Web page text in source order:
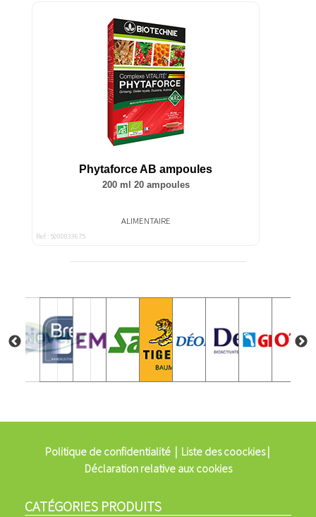
Phytaforce AB ampoules
200 ml 20 ampoules
ALIMENTAIRE
Ref : 5000033675
Politique de confidentialité | Liste des coockies|
Déclaration relative aux cookies
CATÉGORIES PRODUITS